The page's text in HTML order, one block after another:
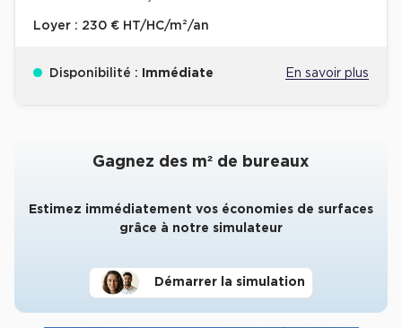
Loyer : 230 € HT/HC/m²/an
Disponibilité : Immédiate En savoir plus
Gagnez des m² de bureaux
Estimez immédiatement vos économies de surfaces
grâce à notre simulateur
Démarrer la simulation